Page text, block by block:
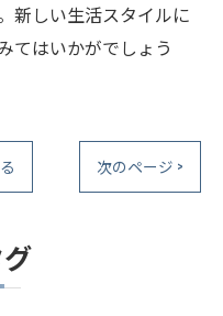
新しい生活スタイルに
てはいかがでしょう
次のページ >